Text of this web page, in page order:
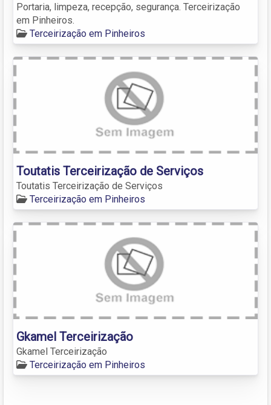
Portaria, limpeza, recepção, segurança. Terceirização
em Pinheiros.
Terceirização em Pinheiros
Toutatis Terceirização de Serviços
Toutatis Terceirização de Serviços
Terceirização em Pinheiros
Gkamel Terceirização
Gkamel Terceirização
Terceirização em Pinheiros